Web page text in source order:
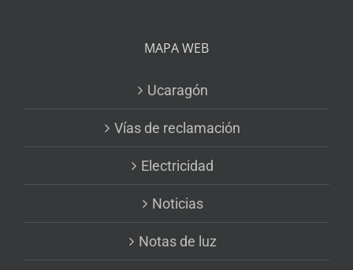
MAPA WEB
Ucaragón
Vías de reclamación
Electricidad
Noticias
Notas de luz